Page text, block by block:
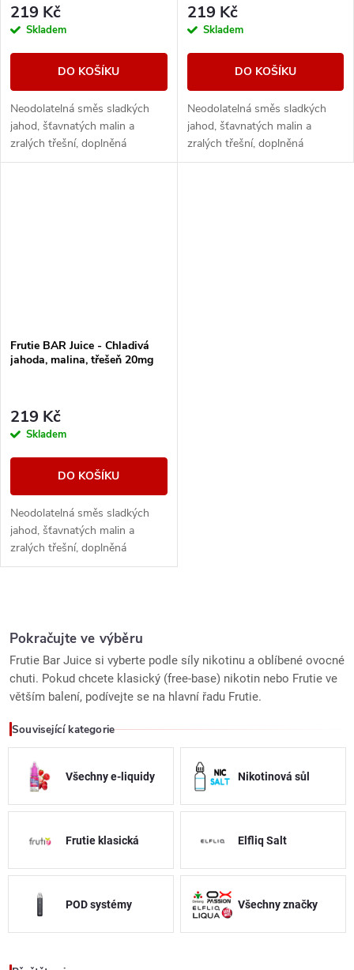
219 Kč
Skladem
DO KOŠÍKU
Neodolatelná směs sladkých
jahod, šťavnatých malin a
zralých třešní, doplněná
chladivým efektem pro
219 Kč
Skladem
DO KOŠÍKU
Neodolatelná směs sladkých
jahod, šťavnatých malin a
zralých třešní, doplněná
chladivým efektem pro
Frutie BAR Juice - Chladivá
jahoda, malina, třešeň 20mg
219 Kč
Skladem
DO KOŠÍKU
Neodolatelná směs sladkých
jahod, šťavnatých malin a
zralých třešní, doplněná
chladivým efektem pro
v
l
á
d
c
p
v
k
Pokračujte ve výběru
Frutie Bar Juice si vyberte podle síly nikotinu a oblíbené ovocné
chuti. Pokud chcete klasický (free-base) nikotin nebo Frutie ve
větším balení, podívejte se na hlavní řadu Frutie.
Související kategorie
Všechny e-liquidy Nikotinová sůl
Frutie klasická Elfliq Salt
POD systémy Všechny značky